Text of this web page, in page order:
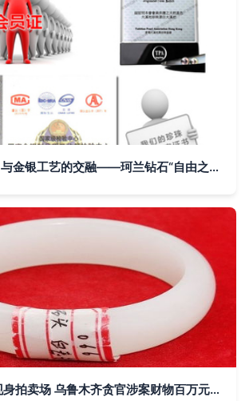
淡水珍珠的魅力与金银工艺的交融——珂兰钻石“自由之爱”长链项链评析
27件金银制品现身拍卖场 乌鲁木齐贪官涉案财物百万元起拍